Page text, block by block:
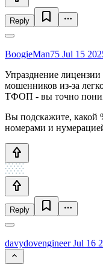
Reply
BoogieMan75 Jul 15
Упразднение
мошенников из-за
ТФОП - вы точно
Вы подскажите, какой
номерами и
Reply
davydovengineerJul 16